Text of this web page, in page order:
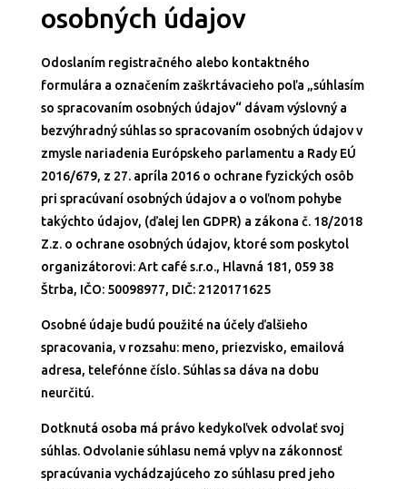
osobných údajov
Odoslaním registračného alebo kontaktného
formulára a označením zaškrtávacieho poľa „súhlasím
so spracovaním osobných údajov“ dávam výslovný a
bezvýhradný súhlas so spracovaním osobných údajov v
zmysle nariadenia Európskeho parlamentu a Rady EÚ
2016/679, z 27. apríla 2016 o ochrane fyzických osôb
pri spracúvaní osobných údajov a o voľnom pohybe
takýchto údajov, (ďalej len GDPR) a zákona č. 18/2018
Z.z. o ochrane osobných údajov, ktoré som poskytol
organizátorovi: Art café s.r.o., Hlavná 181, 059 38
Štrba, IČO: 50098977, DIČ: 2120171625
Osobné údaje budú použité na účely ďalšieho
spracovania, v rozsahu: meno, priezvisko, emailová
adresa, telefónne číslo. Súhlas sa dáva na dobu
neurčitú.
Dotknutá osoba má právo kedykoľvek odvolať svoj
súhlas. Odvolanie súhlasu nemá vplyv na zákonnosť
spracúvania vychádzajúceho zo súhlasu pred jeho